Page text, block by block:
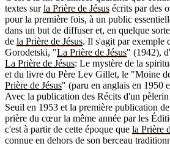
textes surla Prière de Jésus écrits par des
pour la pre­mière fois, à un public
dans un but de dif­fu­ser et, en quelque
de la Prière de Jésus. Il s'agit par exemple
Goro­detski, "La Prière de Jésus" (1942),
La Prière de Jésus: Le mys­tère de la
et du livre du Père Lev Gil­let, le "Moine
Prière de Jésus" (paru en anglais en 1950
Avec la publi­ca­tion des Récits d'un
Seuil en 1953 et la pre­mière publi­ca­tion
prière du cœur la même année par les
c'est à par­tir de cette époque que la Prière
connue en dehors de son ber­ceau